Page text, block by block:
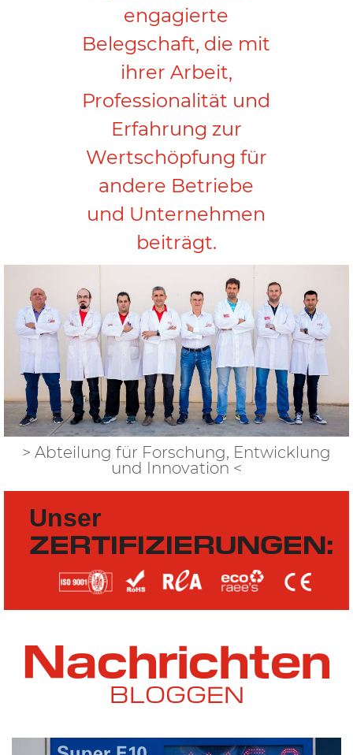
engagierte
Belegschaft, die mit
ihrer Arbeit,
Professionalität und
Erfahrung zur
Wertschöpfung für
andere Betriebe
und Unternehmen
beiträgt.
> Abteilung für Forschung, Entwicklung
und Innovation <
Unser
ZERTIFIZIERUNGEN:
Nachrichten
BLOGGEN